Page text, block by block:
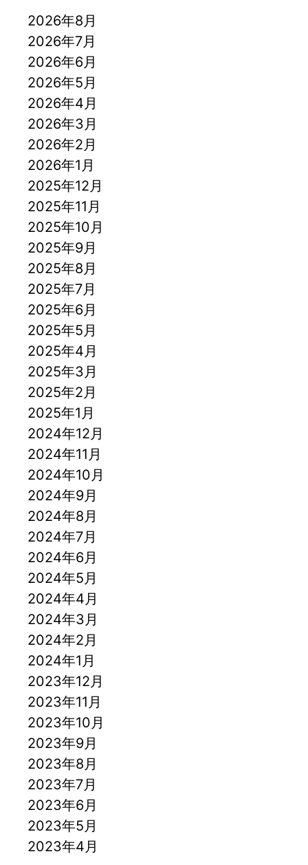
2026年8月
2026年7月
2026年6月
2026年5月
2026年4月
2026年3月
2026年2月
2026年1月
2025年12月
2025年11月
2025年10月
2025年9月
2025年8月
2025年7月
2025年6月
2025年5月
2025年4月
2025年3月
2025年2月
2025年1月
2024年12月
2024年11月
2024年10月
2024年9月
2024年8月
2024年7月
2024年6月
2024年5月
2024年4月
2024年3月
2024年2月
2024年1月
2023年12月
2023年11月
2023年10月
2023年9月
2023年8月
2023年7月
2023年6月
2023年5月
2023年4月